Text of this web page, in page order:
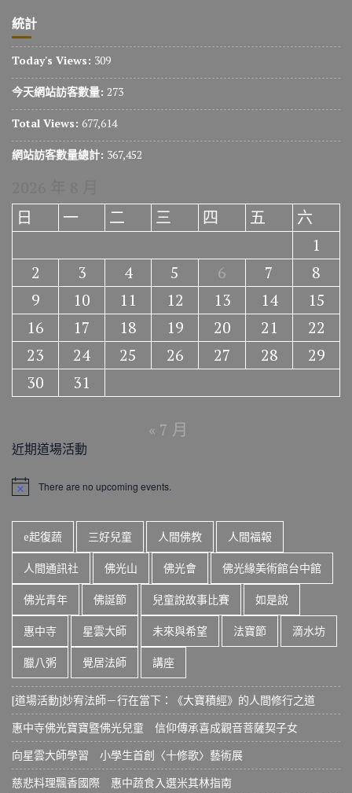
統計
Today's Views: 309
今天網站訪客數量: 273
Total Views: 677,614
網站訪客數量總計: 367,452
日
一 二 三 四 五
六
1
2
3 4 5 6 7
8
9
10 11 12 13 14
15
16
17 18 19 20 21
22
23
24 25 26 27 28
29
30
31
« 7 月
近期道場活動
N
e
There are no upcoming events.
e起復蔬 三好兒童 人間佛教 人間福報
人間通訊社 佛光山 佛光會 佛光緣美術館台中館
佛光青年 佛誕節 兒童說故事比賽 如是說
惠中寺 星雲大師 未來與希望 法寶節 滴水坊
臘八粥 覺居法師 講座
[道場活動]妙宥法師－行在當下：《大寶積經》的人間修行之道
惠中寺佛光寶寶暨佛光兒童 信仰傳承喜成觀音菩薩契子女
向星雲大師學習 小學生首創〈十修歌〉藝術展
慈悲料理飄香國際 惠中蔬食入選米其林指南